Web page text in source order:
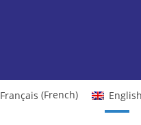
Français (French) English